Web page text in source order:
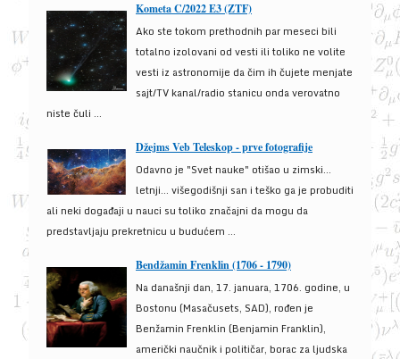
Kometa C/2022 E3 (ZTF)
Ako ste tokom prethodnih par meseci bili
totalno izolovani od vesti ili toliko ne volite
vesti iz astronomije da čim ih čujete menjate
sajt/TV kanal/radio stanicu onda verovatno
niste čuli ...
Džejms Veb Teleskop - prve fotografije
Odavno je "Svet nauke" otišao u zimski...
letnji... višegodišnji san i teško ga je probuditi
ali neki događaji u nauci su toliko značajni da mogu da
predstavljaju prekretnicu u budućem ...
Bendžamin Frenklin (1706 - 1790)
Na današnji dan, 17. januara, 1706. godine, u
Bostonu (Masačusets, SAD), rođen je
Benžamin Frenklin (Benjamin Franklin),
američki naučnik i političar, borac za ljudska